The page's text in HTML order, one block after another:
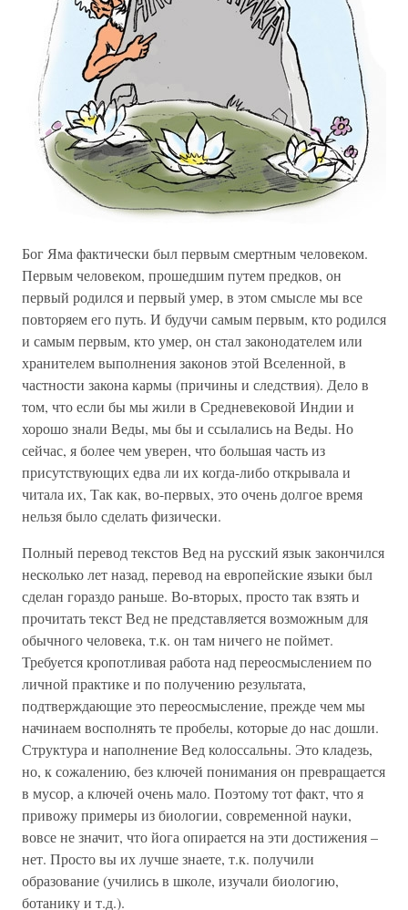
Бог Яма фактически был первым смертным человеком.
Первым человеком, прошедшим путем предков, он
первый родился и первый умер, в этом смысле мы все
повторяем его путь. И будучи самым первым, кто родился
и самым первым, кто умер, он стал законодателем или
хранителем выполнения законов этой Вселенной, в
частности закона кармы (причины и следствия). Дело в
том, что если бы мы жили в Средневековой Индии и
хорошо знали Веды, мы бы и ссылались на Веды. Но
сейчас, я более чем уверен, что большая часть из
присутствующих едва ли их когда-либо открывала и
читала их, Так как, во-первых, это очень долгое время
нельзя было сделать физически.
Полный перевод текстов Вед на русский язык закончился
несколько лет назад, перевод на европейские языки был
сделан гораздо раньше. Во-вторых, просто так взять и
прочитать текст Вед не представляется возможным для
обычного человека, т.к. он там ничего не поймет.
Требуется кропотливая работа над переосмыслением по
личной практике и по получению результата,
подтверждающие это переосмысление, прежде чем мы
начинаем восполнять те пробелы, которые до нас дошли.
Структура и наполнение Вед колоссальны. Это кладезь,
но, к сожалению, без ключей понимания он превращается
в мусор, а ключей очень мало. Поэтому тот факт, что я
привожу примеры из биологии, современной науки,
вовсе не значит, что йога опирается на эти достижения –
нет. Просто вы их лучше знаете, т.к. получили
образование (учились в школе, изучали биологию,
ботанику и т.д.).